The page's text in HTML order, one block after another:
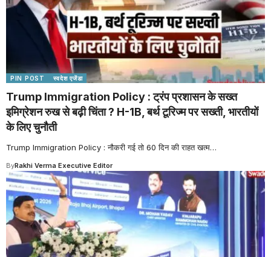
PIN POST स्वदेश एजेंडा
Trump Immigration Policy : ट्रंप प्रशासन के सख्त
इमिग्रेशन रुख से बढ़ी चिंता ? H-1B, बर्थ टूरिज्म पर सख्ती, भारतीयों
के लिए चुनौती
Trump Immigration Policy : नौकरी गई तो 60 दिन की राहत खत्म…
ByRakhi Verma Executive Editor